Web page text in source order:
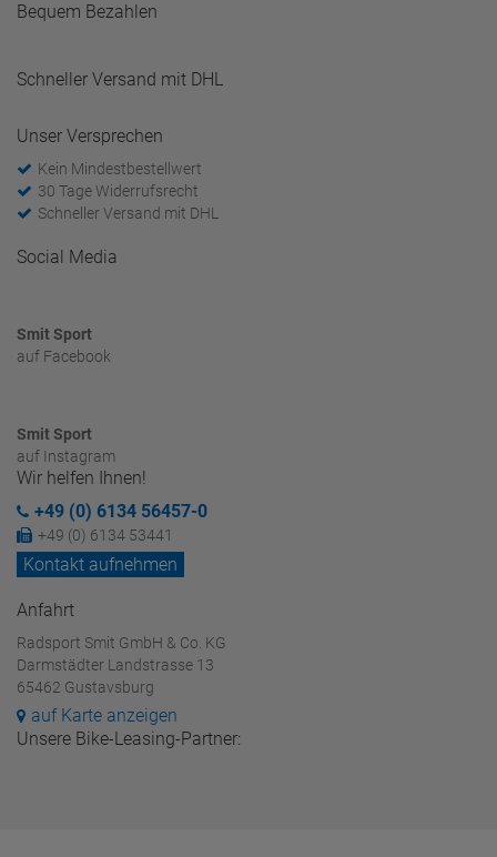
Bequem Bezahlen
Schneller Versand mit DHL
Unser Versprechen
Kein Mindestbestellwert
30 Tage Widerrufsrecht
Schneller Versand mit DHL
Social Media
Smit Sport
auf Facebook
Smit Sport
auf Instagram
Wir helfen Ihnen!
+49 (0) 6134 56457-0
+49 (0) 6134 53441
Kontakt aufnehmen
Anfahrt
Radsport Smit GmbH & Co. KG
Darmstädter Landstrasse 13
65462 Gustavsburg
auf Karte anzeigen
Unsere Bike-Leasing-Partner: